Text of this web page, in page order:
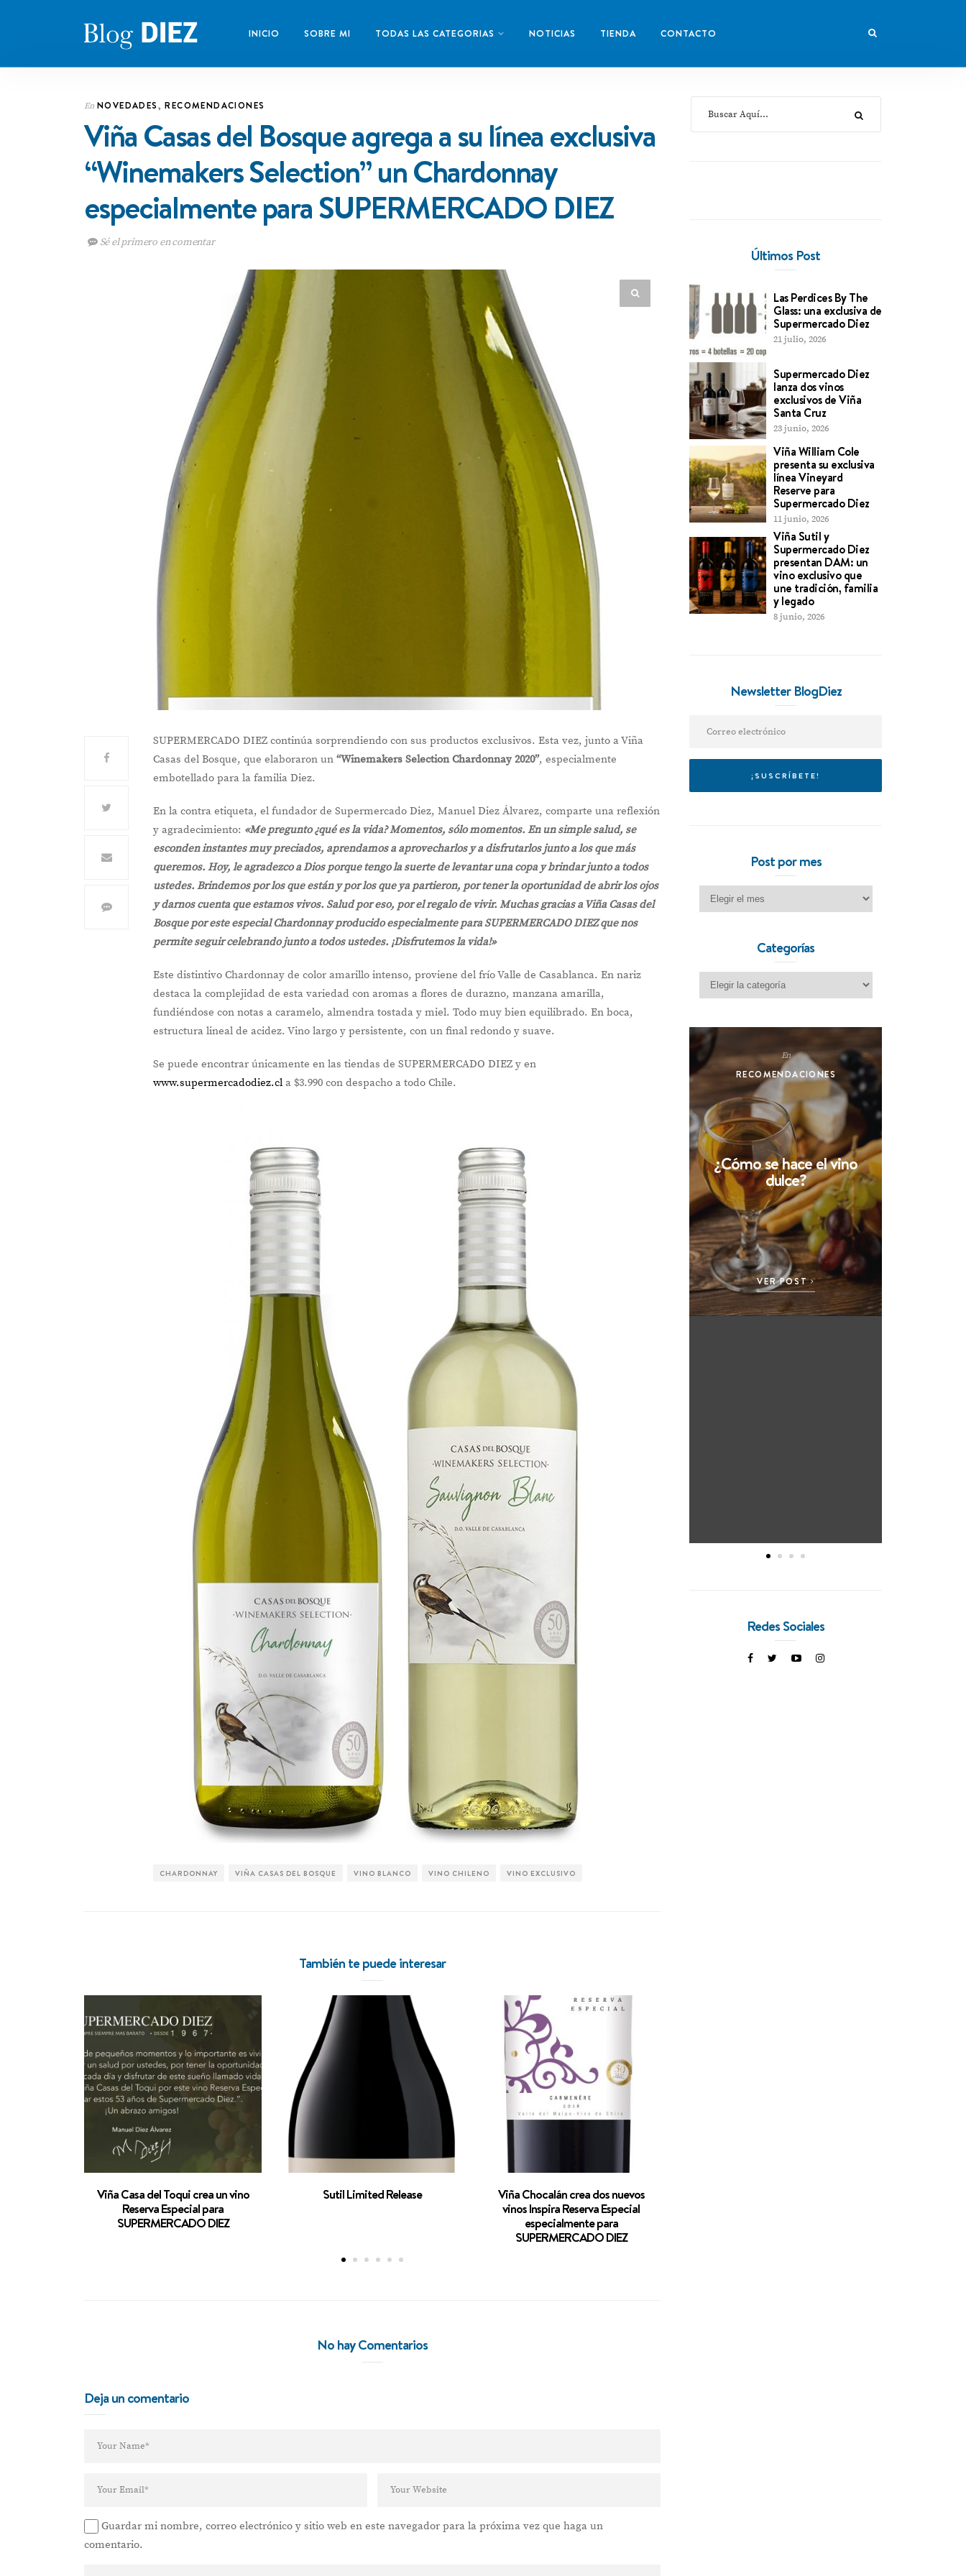
INICIO SOBRE MI TODAS LAS CATEGORIAS NOTICIAS TIENDA CONTACTO
En NOVEDADES,RECOMENDACIONES
Viña Casas del Bosque agrega a su línea exclusiva
“Winemakers Selection” un Chardonnay
especialmente para SUPERMERCADO DIEZ
Sé el primero en comentar
SUPERMERCADO DIEZ continúa sorprendiendo con sus productos exclusivos. Esta vez, junto a Viña
Casas del Bosque, que elaboraron un“Winemakers Selection Chardonnay 2020”, especialmente
embotellado para la familia Diez.
En la contra etiqueta, el fundador de Supermercado Diez, Manuel Diez Álvarez, comparte una reflexión
y agradecimiento: «Me pregunto ¿qué es la vida? Momentos, sólo momentos. En un simple salud, se
esconden instantes muy preciados, aprendamos a aprovecharlos y a disfrutarlos junto a los que más
queremos. Hoy, le agradezco a Dios porque tengo la suerte de levantar una copa y brindar junto a todos
ustedes. Brindemos por los que están y por los que ya partieron, por tener la oportunidad de abrir los ojos
y darnos cuenta que estamos vivos. Salud por eso, por el regalo de vivir. Muchas gracias a Viña Casas del
Bosque por este especial Chardonnay producido especialmente para SUPERMERCADO DIEZ que nos
permite seguir celebrando junto a todos ustedes. ¡Disfrutemos la vida!»
Este distintivo Chardonnay de color amarillo intenso, proviene del frío Valle de Casablanca. En nariz
destaca la complejidad de esta variedad con aromas a flores de durazno, manzana amarilla,
fundiéndose con notas a caramelo, almendra tostada y miel. Todo muy bien equilibrado. En boca,
estructura lineal de acidez. Vino largo y persistente, con un final redondo y suave.
Se puede encontrar únicamente en las tiendas de SUPERMERCADO DIEZ y en
www.supermercadodiez.cla $3.990 con despacho a todo Chile.
CHARDONNAY VIÑA CASAS DEL BOSQUE VINO BLANCO VINO CHILENO VINO EXCLUSIVO
También te puede interesar
Viña Casa del Toqui crea un vino
Reserva Especial para
SUPERMERCADO DIEZ
Sutil Limited Release
Viña Chocalán crea dos nuevos
vinos Inspira Reserva Especial
especialmente para
SUPERMERCADO DIEZ
No hay Comentarios
Deja un comentario
Guardar mi nombre, correo electrónico y sitio web en este navegador para la próxima vez que haga un
comentario.
Últimos Post
Las Perdices By The
Glass: una exclusiva de
Supermercado Diez
21 julio, 2026
Supermercado Diez
lanza dos vinos
exclusivos de Viña
Santa Cruz
23 junio, 2026
Viña William Cole
presenta su exclusiva
línea Vineyard
Reserve para
Supermercado Diez
11 junio, 2026
Viña Sutil y
Supermercado Diez
presentan DAM: un
vino exclusivo que
une tradición, familia
y legado
8 junio, 2026
Newsletter BlogDiez
Post por mes
Post por mes
Categorías
Categorías
Punto de Encuentro: el
vino para compartir
VER POST
En
RECOMENDACIONES
¿Cómo se hace el vino
dulce?
VER POST
Redes Sociales